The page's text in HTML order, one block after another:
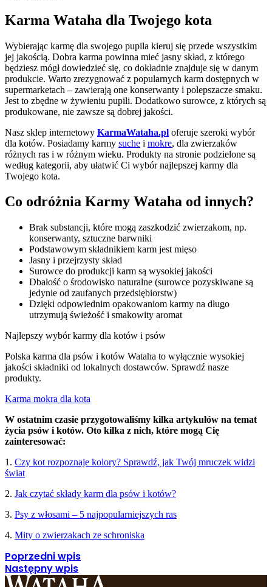
Karma Wataha dla Twojego kota
Wybierając karmę dla swojego pupila kieruj się przede wszystkim
jej jakością. Dobra karma powinna mieć jasny skład, z którego
będziesz mógł dowiedzieć się, co dokładnie znajduje się w danym
produkcie. Warto zrezygnować z popularnych karm dostępnych w
supermarketach – zawierają one konserwanty i polepszacze smaku.
Jest to zbędne w żywieniu pupili. Dodatkowo surowce, z których są
produkowane, nie zawsze są dobrej jakości.
Nasz sklep internetowy KarmaWataha.pl oferuje szeroki wybór
dla kotów. Posiadamy karmy suche i mokre, dla zwierzaków
różnych ras i w różnym wieku. Produkty na stronie podzielone są
według kategorii, aby ułatwić Ci wybór najlepszej karmy dla
Twojego kota.
Co odróżnia Karmy Wataha od innych?
Brak substancji, które mogą zaszkodzić zwierzakom, np.
konserwanty, sztuczne barwniki
Podstawowym składnikiem karm jest mięso
Jasny i przejrzysty skład
Surowce do produkcji karm są wysokiej jakości
Dbałość o środowisko naturalne (surowce pozyskiwane są
jedynie od zaufanych przedsiębiorstw)
Dzięki odpowiednim opakowaniom karmy na długo
utrzymują świeżość i smakowity aromat
Najlepszy wybór karmy dla kotów i psów
Polska karma dla psów i kotów Wataha to wyłącznie wysokiej
jakości składniki od lokalnych dostawców. Sprawdź nasze
produkty.
Karma mokra dla kota
W ostatnim czasie przygotowaliśmy kilka artykułów na temat
życia psów i kotów. Oto kilka z nich, które mogą Cię
zainteresować:
1. Czy kot rozpoznaje kolory? Sprawdź, jak Twój mruczek widzi
świat
2. Jak czytać składy karm dla psów i kotów?
3. Psy z włosami – 5 najpopularniejszych ras
4. Mity o zwierzakach ze schroniska
Poprzedni wpis
Następny wpis